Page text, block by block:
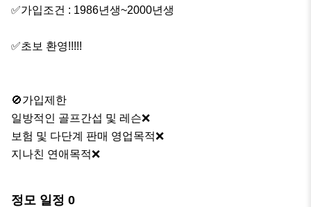
✅가입조건 : 1986년생~2000년생
✅초보 환영!!!!!
🚫가입제한
일방적인 골프간섭 및 레슨❌
보험 및 다단계 판매 영업목적❌
지나친 연애목적❌
정모 일정 0